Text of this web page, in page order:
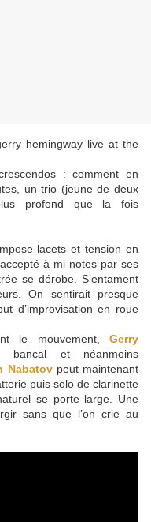
: comment en
un trio (jeune de deux
profond que la fois
lacets et tension en
à mi-notes par ses
se dérobe. S’entament
On sentirait presque
d’improvisation en roue
le mouvement, Gerry
et néanmoins
Nabatov peut maintenant
puis solo de clarinette
se porte large. Une
sans que l’on crie au